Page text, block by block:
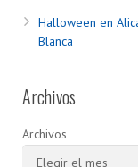
Halloween en
Blanca
Archivos
Archivos